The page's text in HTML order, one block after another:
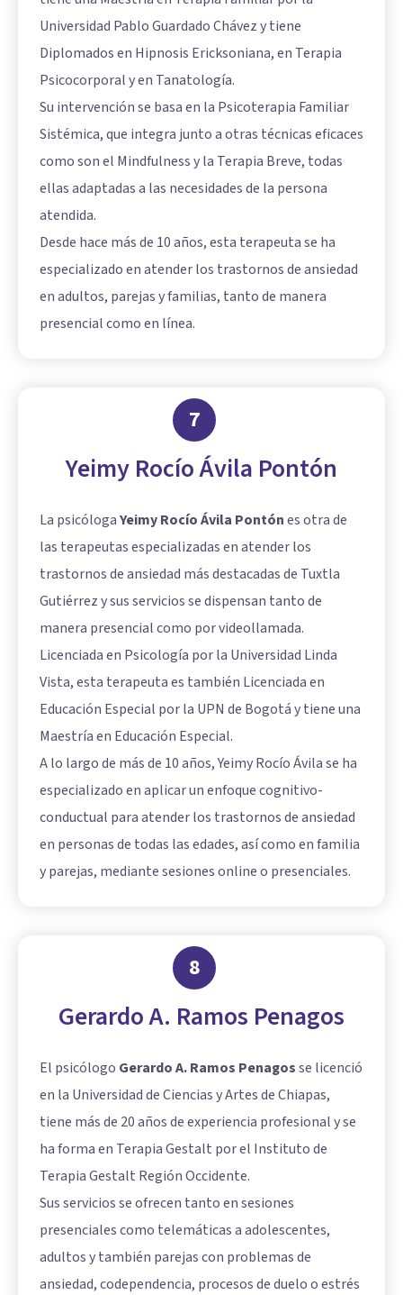
Universidad Pablo Guardado Chávez y tiene
Diplomados en Hipnosis Ericksoniana, en Terapia
Psicocorporal y en Tanatología.
Su intervención se basa en la Psicoterapia Familiar
Sistémica, que integra junto a otras técnicas eficaces
como son el Mindfulness y la Terapia Breve, todas
ellas adaptadas a las necesidades de la persona
atendida.
Desde hace más de 10 años, esta terapeuta se ha
especializado en atender los trastornos de ansiedad
en adultos, parejas y familias, tanto de manera
presencial como en línea.
7
Yeimy Rocío Ávila Pontón
La psicólogaYeimy Rocío Ávila Pontónes otra de
las terapeutas especializadas en atender los
trastornos de ansiedad más destacadas de Tuxtla
Gutiérrez y sus servicios se dispensan tanto de
manera presencial como por videollamada.
Licenciada en Psicología por la Universidad Linda
Vista, esta terapeuta es también Licenciada en
Educación Especial por la UPN de Bogotá y tiene una
Maestría en Educación Especial.
A lo largo de más de 10 años, Yeimy Rocío Ávila se ha
especializado en aplicar un enfoque cognitivo-
conductual para atender los trastornos de ansiedad
en personas de todas las edades, así como en familia
y parejas, mediante sesiones online o presenciales.
8
Gerardo A. Ramos Penagos
El psicólogo Gerardo A. Ramos Penagosse licenció
en la Universidad de Ciencias y Artes de Chiapas,
tiene más de 20 años de experiencia profesional y se
ha forma en Terapia Gestalt por el Instituto de
Terapia Gestalt Región Occidente.
Sus servicios se ofrecen tanto en sesiones
presenciales como telemáticas a adolescentes,
adultos y también parejas con problemas de
ansiedad, codependencia, procesos de duelo o estrés